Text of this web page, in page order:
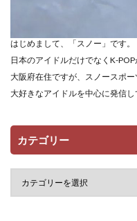
はじめまして、「スノー」です。
日本のアイドルだけでなくK-
大阪府在住ですが、スノースポー
大好きなアイドルを中心に発信
カテゴリー